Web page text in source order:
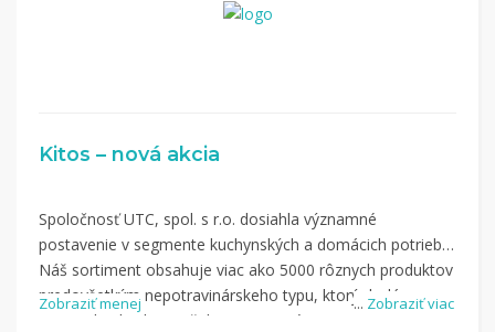
Kitos – nová akcia
... Zobraziť viac
Spoločnosť UTC, spol. s r.o. dosiahla významné
postavenie v segmente kuchynských a domácich potrieb.
Náš sortiment obsahuje viac ako 5000 rôznych produktov
predovšetkým nepotravinárskeho typu, ktorý dodávame
vo vysokej kvalite, avšak za priaznivé ceny.
Zobraziť menej